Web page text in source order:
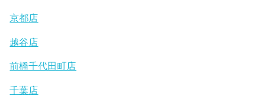
京都店
越谷店
前橋千代田町店
千葉店